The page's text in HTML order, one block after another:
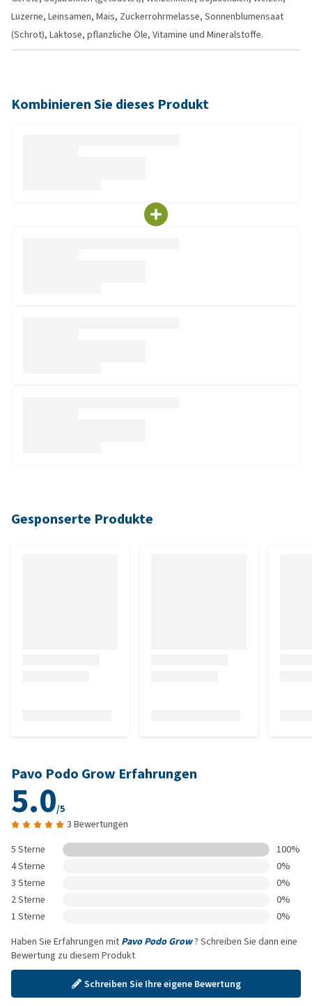
Luzerne, Leinsamen, Mais, Zuckerrohrmelasse, Sonnenblumensaat
(Schrot), Laktose, pflanzliche Öle, Vitamine und Mineralstoffe.
Kombinieren Sie dieses Produkt
Gesponserte Produkte
Pavo Podo Grow Erfahrungen
5.0/5
3 Bewertungen
5 Sterne
100%
4 Sterne
0%
3 Sterne
0%
2 Sterne
0%
1 Sterne
0%
Haben Sie Erfahrungen mit Pavo Podo Grow? Schreiben Sie dann eine
Bewertung zu diesem Produkt
Schreiben Sie Ihre eigene Bewertung